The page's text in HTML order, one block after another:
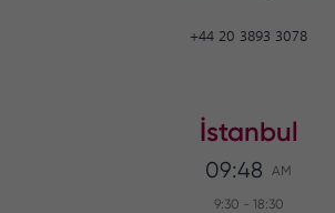
+44 20 3893 3078
İstanbul
09:48 AM
9:30 - 18:30